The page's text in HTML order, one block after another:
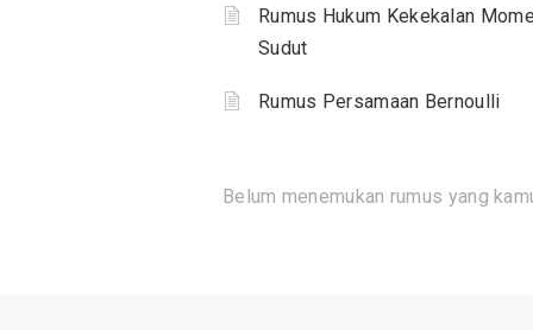
Rumus Hukum Kekekalan
Sudut
Rumus Persamaan Bernoulli
Belum menemukan rumus yang